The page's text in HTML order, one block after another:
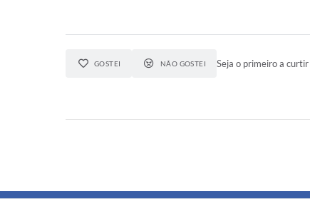
GOSTEI NÃO GOSTEI Seja o primeiro a